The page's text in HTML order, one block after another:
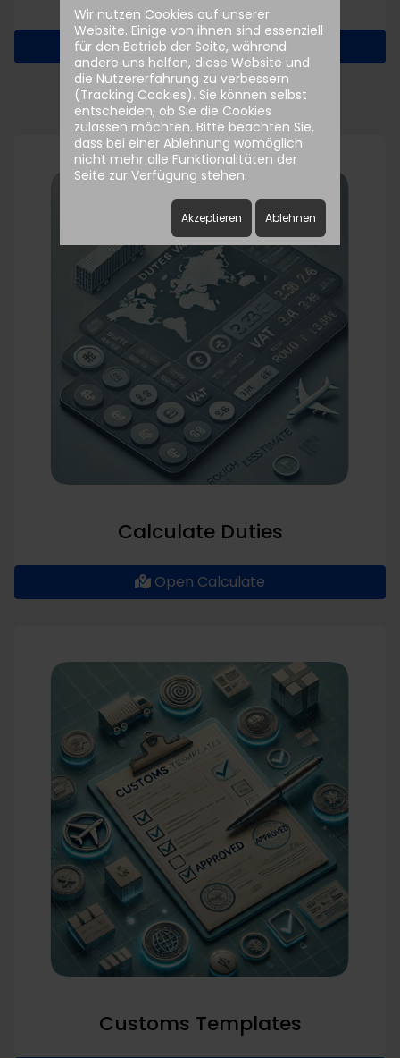
Open Page
Calculate Duties
Open Calculate
Customs Templates
Wir nutzen Cookies auf unserer
Website. Einige von ihnen sind essenziell
für den Betrieb der Seite, während
andere uns helfen, diese Website und
die Nutzererfahrung zu verbessern
(Tracking Cookies). Sie können selbst
entscheiden, ob Sie die Cookies
zulassen möchten. Bitte beachten Sie,
dass bei einer Ablehnung womöglich
nicht mehr alle Funktionalitäten der
Seite zur Verfügung stehen.
Akzeptieren Ablehnen